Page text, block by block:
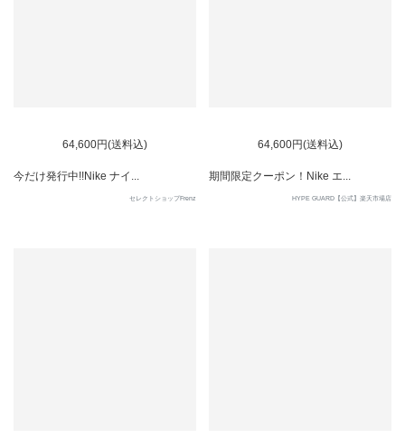
64,600円(送料込)
今だけ発行中!!Nike ナイ...
セレクトショップFrenz
64,600円(送料込)
期間限定クーポン！Nike エ...
HYPE GUARD【公式】楽天市場店